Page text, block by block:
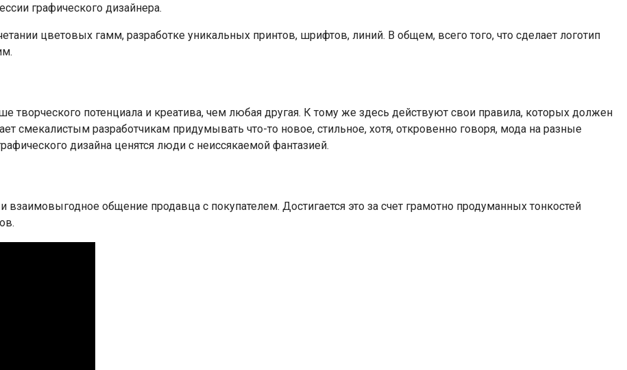
графического дизайнера.
цветовых гамм, разработке уникальных принтов, шрифтов, линий. В общем, всего того, что сделает логотип
творческого потенциала и креатива, чем любая другая. К тому же здесь действуют свои правила, которых должен
смекалистым разработчикам придумывать что-то новое, стильное, хотя, откровенно говоря, мода на разные
дизайна ценятся люди с неиссякаемой фантазией.
общение продавца с покупателем. Достигается это за счет грамотно продуманных тонкостей